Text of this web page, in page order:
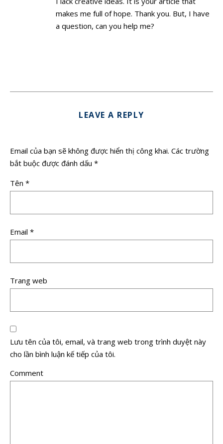
makes me full of hope. Thank you. But, I have
a question, can you help me?
LEAVE A REPLY
Email của bạn sẽ không được hiển thị công khai. Các trường
bắt buộc được đánh dấu *
Tên *
Email *
Trang web
Lưu tên của tôi, email, và trang web trong trình duyệt này
cho lần bình luận kế tiếp của tôi.
Comment